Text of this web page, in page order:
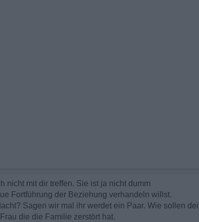
nicht mit dir treffen. Sie ist ja nicht dumm
Fortführung der Beziehung verhandeln willst.
Sagen wir mal ihr werdet ein Paar. Wie sollen
die die Familie zerstört hat.